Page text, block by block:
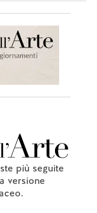
più seguite
versione